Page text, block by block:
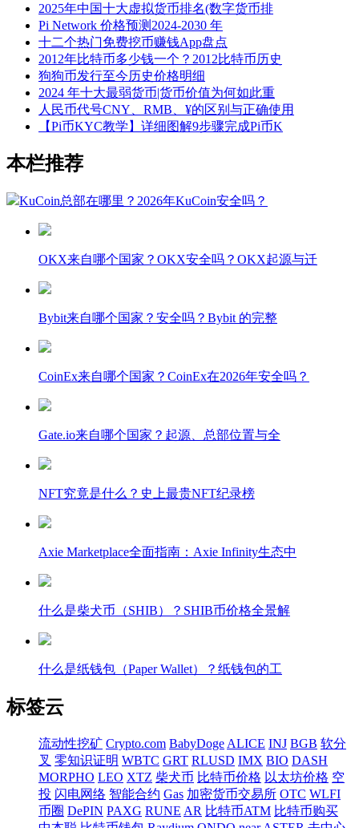
2025年中国十大虚拟货币排名(数字货币排
Pi Network 价格预测2024-2030 年
十二个热门免费挖币赚钱App盘点
2012年比特币多少钱一个？2012比特币历史
狗狗币发行至今历史价格明细
2024 年十大最弱货币|货币价值为何如此重
人民币代号CNY、RMB、¥的区别与正确使用
【Pi币KYC教学】详细图解9步骤完成Pi币K
本栏推荐
KuCoin总部在哪里？2026年KuCoin安全吗？
OKX来自哪个国家？OKX安全吗？OKX起源与迁
Bybit来自哪个国家？安全吗？Bybit 的完整
CoinEx来自哪个国家？CoinEx在2026年安全吗？
Gate.io来自哪个国家？起源、总部位置与全
NFT究竟是什么？史上最贵NFT纪录榜
Axie Marketplace全面指南：Axie Infinity生态中
什么是柴犬币（SHIB）？SHIB币价格全景解
什么是纸钱包（Paper Wallet）？纸钱包的工
标签云
流动性挖矿 Crypto.com BabyDoge ALICE INJ BGB 软分
叉 零知识证明 WBTC GRT RLUSD IMX BIO DASH
MORPHO LEO XTZ 柴犬币 比特币价格 以太坊价格 空
投 闪电网络 智能合约 Gas 加密货币交易所 OTC WLFI
币圈 DePIN PAXG RUNE AR 比特币ATM 比特币购买